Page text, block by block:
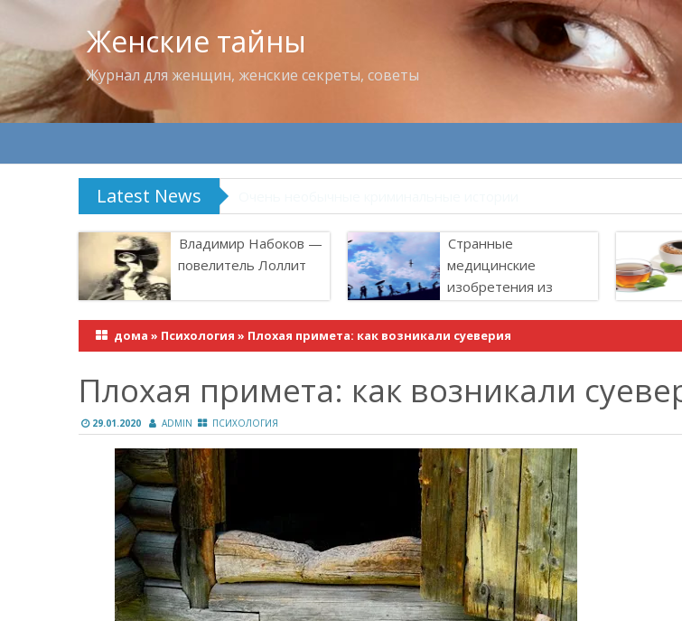
Женские тайны
Журнал для женщин, женские секреты, советы
Latest News
Владимир Набоков —
повелитель Лоллит
Странные
медицинские
изобретения из
дома » Психология » Плохая примета: как возникали суеверия
Плохая примета: как возникали
29.01.2020 ADMIN ПСИХОЛОГИЯ